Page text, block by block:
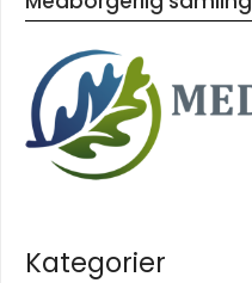
Kategorier